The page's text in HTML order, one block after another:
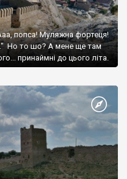
попса! Муляжна фортеця!
Но то шо? А мене ще там
принаймні до цього літа.